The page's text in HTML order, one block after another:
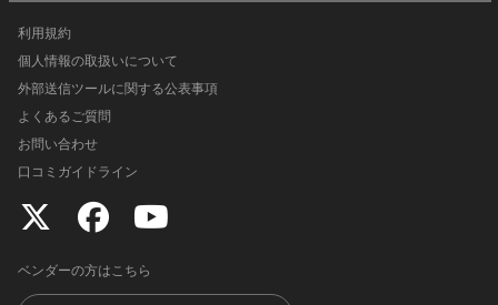
利用規約
個人情報の取扱いについて
外部送信ツールに関する公表事項
よくあるご質問
お問い合わせ
口コミガイドライン
ベンダーの方はこちら